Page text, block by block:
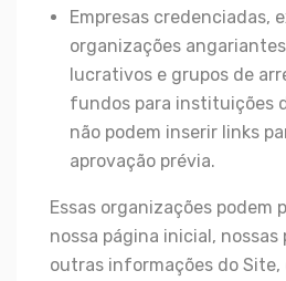
Empresas credenciadas,
organizações
lucrativos e grupos de
fundos para instituições
não podem inserir links
aprovação prévia.
Essas organizações podem
nossa página inicial, nossas
outras informações do